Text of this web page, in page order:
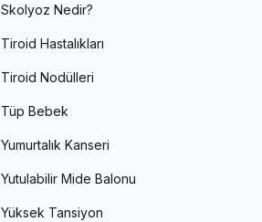
Skolyoz Nedir?
Tiroid Hastalıkları
Tiroid Nodülleri
Tüp Bebek
Yumurtalık Kanseri
Yutulabilir Mide Balonu
Yüksek Tansiyon